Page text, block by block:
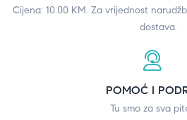
Cijena: 10.00 KM. Za vrijednost
dostava.
POMOĆ I
Tu smo za sva